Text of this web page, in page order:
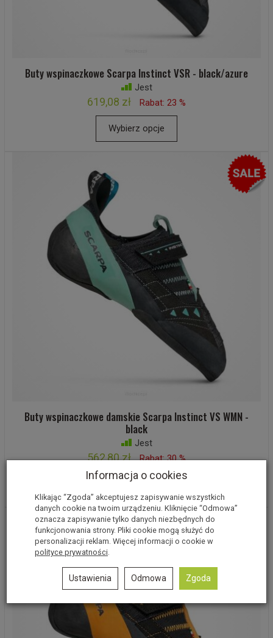
Buty wspinaczkowe Scarpa Instinct VSR - black/azure
Jest
619,08 zł Rabat: 23 %
Wybierz opcje
Buty wspinaczkowe damskie Scarpa Instinct VS WMN -
black
Jest
562,80 zł Rabat: 30 %
Wybierz opcje
Informacja o cookies
Klikając “Zgoda” akceptujesz zapisywanie wszystkich
danych cookie na twoim urządzeniu. Kliknięcie “Odmowa”
oznacza zapisywanie tylko danych niezbędnych do
funkcjonowania strony. Pliki cookie mogą służyć do
personalizacji reklam. Więcej informacji o cookie w
polityce prywatności
Ustawienia Odmowa Zgoda